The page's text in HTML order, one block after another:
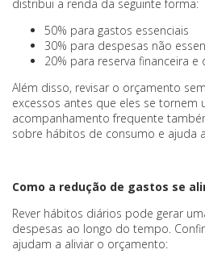
distribui a renda da seguinte forma:
50% para gastos essenciais
30% para despesas não
20% para reserva financeira
Além disso, revisar o orçamento
excessos antes que eles se tornem
acompanhamento frequente
sobre hábitos de consumo e ajuda
Como a redução de gastos se
Rever hábitos diários pode gerar
despesas ao longo do tempo.
ajudam a aliviar o orçamento: